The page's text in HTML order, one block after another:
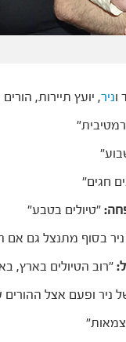
וניר, יועץ תיירות,
חגים"
"טיולים בטבע"
בסוף מתנצל גם אם
"רוב הטיולים בארץ,
ניר ופעם אצל ההורים